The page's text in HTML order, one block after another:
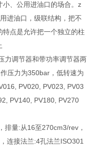
、公用进油口的场合。z
进油口，级联结构，把不
点是允许把一个独立的柱
力调节器和带功率调节器两
压力为350bar，低转速为
PV020, PV023, PV03
PV140, PV180, PV270
排量:从16至270cm3/rev，
连接法兰:4孔法兰ISO301